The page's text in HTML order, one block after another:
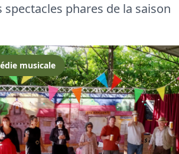
spectacles phares de la saison
musicale